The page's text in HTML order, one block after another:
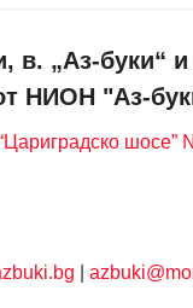
в. „Аз-буки“
НИОН "Аз-
шосе”